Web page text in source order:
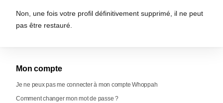
Non, une fois votre profil définitivement supprimé, il ne peut
pas être restauré.
Mon compte
Je ne peux pas me connecter à mon compte Whoppah
Comment changer mon mot de passe ?